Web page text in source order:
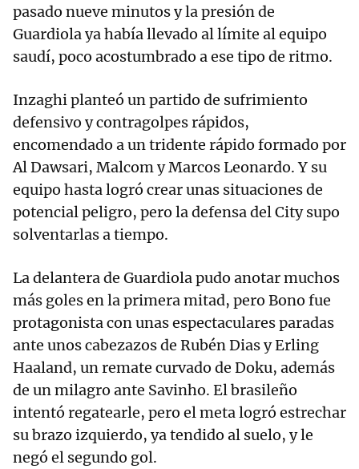
pasado nueve minutos y la presión de
Guardiola ya había llevado al límite al equipo
saudí, poco acostumbrado a ese tipo de ritmo.
Inzaghi planteó un partido de sufrimiento
defensivo y contragolpes rápidos,
encomendado a un tridente rápido formado por
Al Dawsari, Malcom y Marcos Leonardo. Y su
equipo hasta logró crear unas situaciones de
potencial peligro, pero la defensa del City supo
solventarlas a tiempo.
La delantera de Guardiola pudo anotar muchos
más goles en la primera mitad, pero Bono fue
protagonista con unas espectaculares paradas
ante unos cabezazos de Rubén Dias y Erling
Haaland, un remate curvado de Doku, además
de un milagro ante Savinho. El brasileño
intentó regatearle, pero el meta logró estrechar
su brazo izquierdo, ya tendido al suelo, y le
negó el segundo gol.